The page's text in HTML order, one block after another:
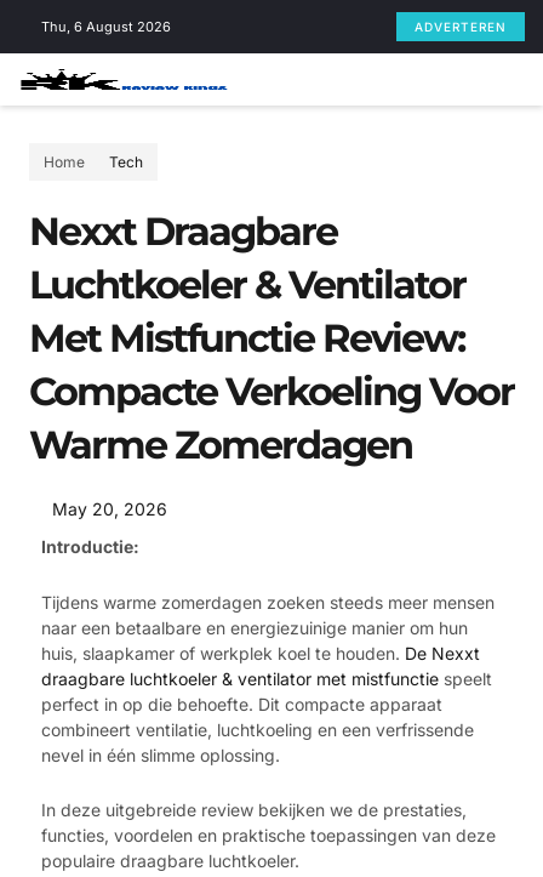
Thu, 6 August 2026 ADVERTEREN
Home Tech
Nexxt Draagbare
Luchtkoeler & Ventilator
Met Mistfunctie Review:
Compacte Verkoeling Voor
Warme Zomerdagen
May 20, 2026
Introductie:
Tijdens warme zomerdagen zoeken steeds meer mensen
naar een betaalbare en energiezuinige manier om hun
huis, slaapkamer of werkplek koel te houden. De Nexxt
draagbare luchtkoeler & ventilator met mistfunctie speelt
perfect in op die behoefte. Dit compacte apparaat
combineert ventilatie, luchtkoeling en een verfrissende
nevel in één slimme oplossing.
In deze uitgebreide review bekijken we de prestaties,
functies, voordelen en praktische toepassingen van deze
populaire draagbare luchtkoeler.